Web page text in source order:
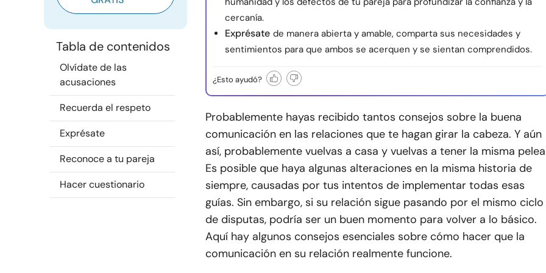
Tabla de contenidos
Olvídate de las
acusaciones
Recuerda el respeto
Exprésate
Reconoce a tu pareja
Hacer cuestionario
cercanía.
Exprésate de manera abierta y amable, comparta sus necesidades y
sentimientos para que ambos se acerquen y se sientan comprendidos.
¿Esto ayudó?
Probablemente hayas recibido tantos consejos sobre la buena
comunicación en las relaciones que te hagan girar la cabeza. Y aún
así, probablemente vuelvas a casa y vuelvas a tener la misma
Es posible que haya algunas alteraciones en la misma historia de
siempre, causadas por tus intentos de implementar todas esas
guías. Sin embargo, si su relación sigue pasando por el mismo ciclo
de disputas, podría ser un buen momento para volver a lo básico.
Aquí hay algunos consejos esenciales sobre cómo hacer que la
comunicación en su relación realmente funcione.